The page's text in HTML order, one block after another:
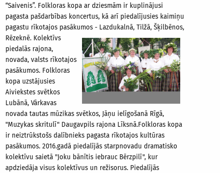
“Saivenis”. Folkloras kopa ar dziesmām ir kuplinājusi
pagasta pašdarbības koncertus, kā arī piedalījusies kaimiņu
pagastu rīkotajos pasākumos - Lazdukalnā, Tilžā, Šķilbēnos,
Rēzeknē. Kolektīvs
piedalās rajona,
novada, valsts rīkotajos
pasākumos. Folkloras
kopa uzstājusies
Aiviekstes svētkos
Lubānā, Vārkavas
novada tautas mūzikas svētkos, Jāņu ielīgošanā Rīgā,
"Muzykas skritulī" Daugavpils rajona Līksnā.Folkloras kopa
ir neiztrūkstošs dalībnieks pagasta rīkotajos kultūras
pasākumos. 2016.gadā piedalījās starpnovadu dramatisko
kolektīvu saietā "Joku bānītis iebrauc Bērzpilī", kur
apdziedāja visus kolektīvus un režisorus. Piedalījās